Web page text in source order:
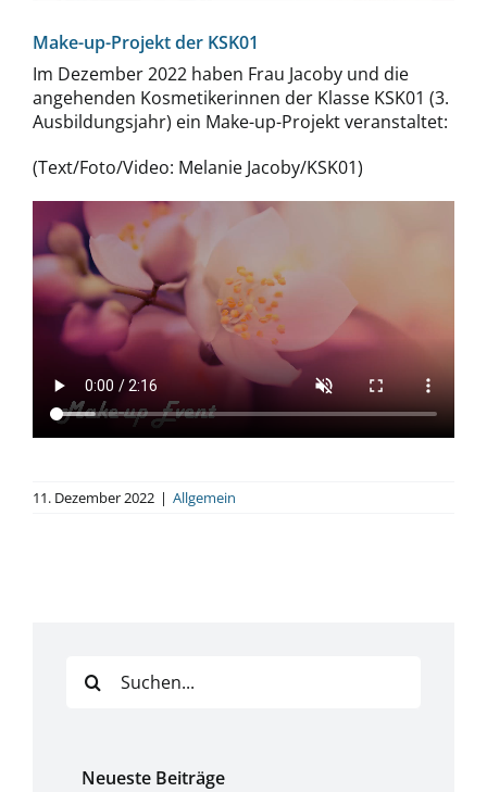
Make-up-Projekt der KSK01
Im Dezember 2022 haben Frau Jacoby und die
angehenden Kosmetikerinnen der Klasse KSK01 (3.
Ausbildungsjahr) ein Make-up-Projekt veranstaltet:
(Text/Foto/Video: Melanie Jacoby/KSK01)
11. Dezember 2022 | Allgemein
nach:
Neueste Beiträge